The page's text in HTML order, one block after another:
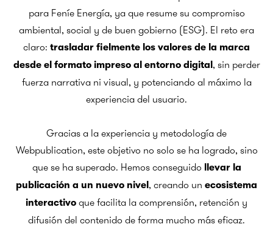
para Feníe Energía, ya que resume su compromiso
ambiental, social y de buen gobierno (ESG). El reto era
claro: trasladar fielmente los valores de la marca
desde el formato impreso al entorno digital , sin perder
fuerza narrativa ni visual, y potenciando al máximo la
experiencia del usuario.
Gracias a la experiencia y metodología de
Webpublication, este objetivo no solo se ha logrado, sino
que se ha superado. Hemos conseguido
llevar la
publicación a un nuevo nivel , creando un ecosistema
interactivo que facilita la comprensión, retención y
difusión del contenido de forma mucho más eficaz.